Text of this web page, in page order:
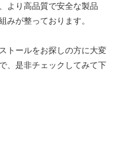
より高品質で安全な製品
みが整っております。
トールをお探しの方に大変
、是非チェックしてみて下